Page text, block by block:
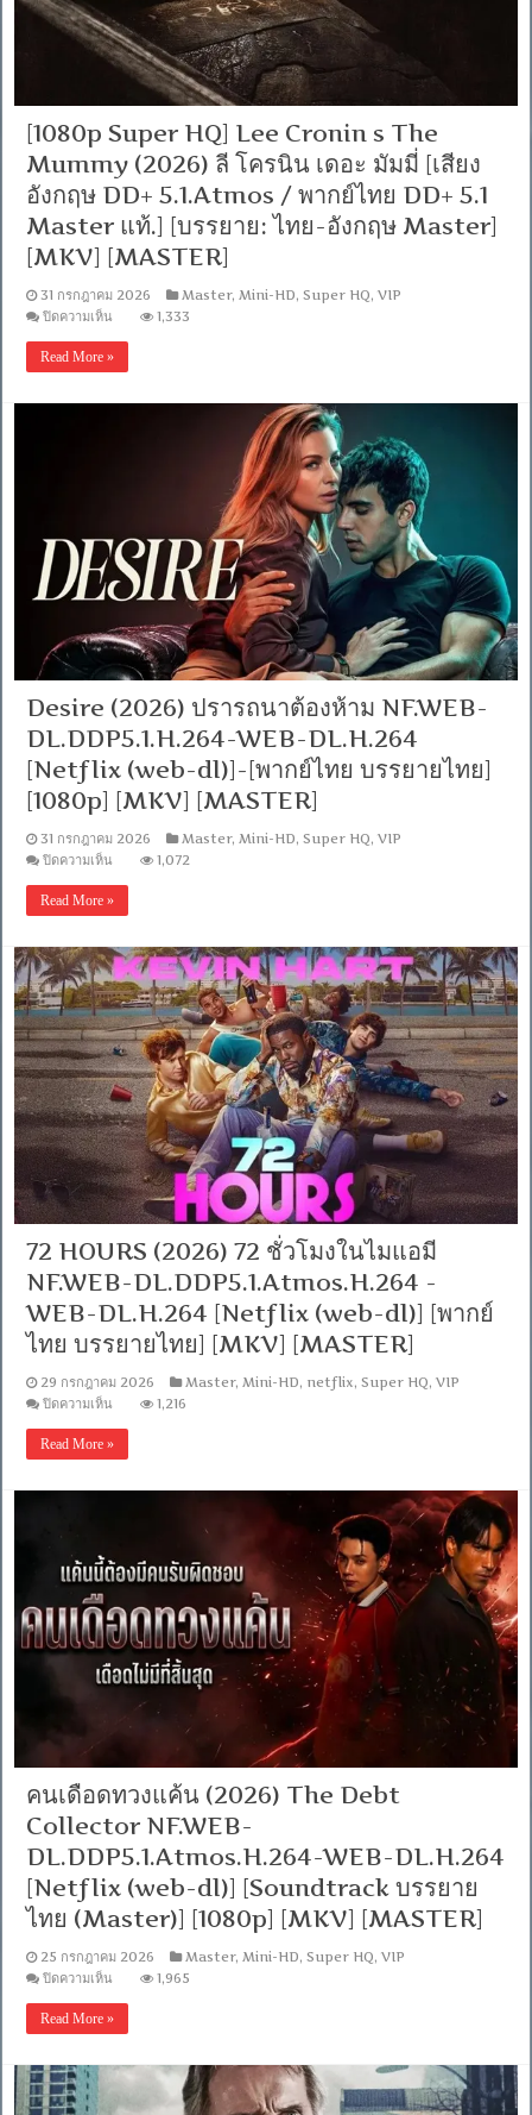
DDP
5.1]
[บรรยาย:
ไทย
[MKV]
[MASTER]
[1080p Super HQ] Lee Cronin s The
Mummy (2026) ลี โครนิน เดอะ มัมมี่ [เสียง
อังกฤษ DD+ 5.1.Atmos / พากย์ไทย DD+ 5.1
Master แท้.] [บรรยาย: ไทย-อังกฤษ Master]
[MKV] [MASTER]
31 กรกฎาคม 2026 Master,Mini-HD,Super HQ,VIP
ปิดความเห็นบน
HQ]
Cronin
เดอะ
มัมมี่
[เสียง
DD+
5.1.Atmos
/
ไทย
DD+
5.1
Master
แท้.]
[บรรยาย:
อังกฤษ
Master]
[MASTER]
1,333
Read More »
Desire (2026) ปรารถนาต้องห้าม NF.WEB-
DL.DDP5.1.H.264-WEB-DL.H.264
[Netflix (web-dl)]-[พากย์ไทย บรรยายไทย]
[1080p] [MKV] [MASTER]
31 กรกฎาคม 2026 Master,Mini-HD,Super HQ,VIP
ปิดความเห็นบน
ปรารถนา
ห้าม
NF.WEB-
DL.DDP5.1.H.264-
WEB-
DL.H.264
[Netflix
(web-
dl)]-
[พากย์
ไทย
บรรยาย
ไทย]
[1080p]
[MKV]
[MASTER]
1,072
Read More »
72 HOURS (2026) 72 ชั่วโมงในไมแอมี
NF.WEB-DL.DDP5.1.Atmos.H.264 -
WEB-DL.H.264 [Netflix (web-dl)] [พากย์
ไทย บรรยายไทย] [MKV] [MASTER]
29 กรกฎาคม 2026 Master, Mini-HD, netflix,Super HQ,VIP
ปิดความเห็น
(2026)
ชั่ว
แอมี
DL.DDP5.1.Atmos.H.264
-
WEB-
DL.H.264
[Netflix
[พากย์
บรรยาย
ไทย]
[MASTER]
1,216
Read More »
คนเดือดทวงแค้น (2026) The Debt
Collector NF.WEB-
DL.DDP5.1.Atmos.H.264-WEB-DL.H.264
[Netflix (web-dl)] [Soundtrack บรรยาย
ไทย (Master)] [1080p] [MKV] [MASTER]
25 กรกฎาคม 2026 Master, Mini-HD,Super HQ,VIP
ปิดความเห็น
เดือด
แค้น
(2026)
The
1,965
Read More »